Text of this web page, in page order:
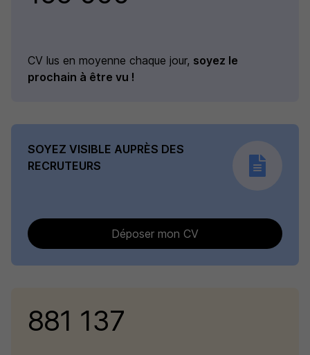
CV lus en moyenne chaque jour, soyez le
prochain à être vu !
SOYEZ VISIBLE AUPRÈS DES
RECRUTEURS
Déposer mon CV
881 137